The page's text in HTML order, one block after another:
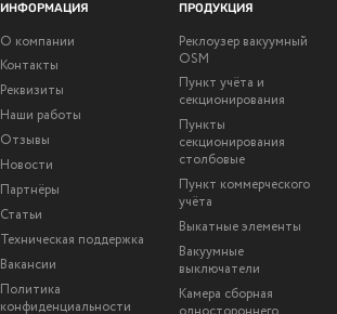
ИНФОРМАЦИЯ
О компании
Контакты
Реквизиты
Наши работы
Отзывы
Новости
Партнёры
Статьи
Техническая поддержка
Вакансии
Политика
конфиденциальности
ПРОДУКЦИЯ
Реклоузер вакуумный
OSM
Пункт учёта и
секционирования
Пункты
секционирования
столбовые
Пункт коммерческого
учёта
Выкатные элементы
Вакуумные
выключатели
Камера сборная